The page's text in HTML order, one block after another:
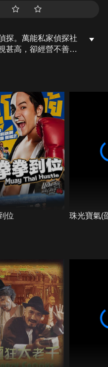
探。萬能私家偵探社
甚高，卻經營不善。
了對待下屬的態度，
位 珠光寶氣(